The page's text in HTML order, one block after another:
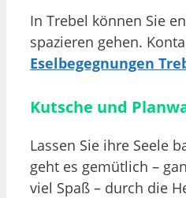
In Trebel können Sie
spazieren gehen.
Eselbegegnungen
Kutsche und
Lassen Sie ihre Seele
geht es gemütlich –
viel Spaß – durch die